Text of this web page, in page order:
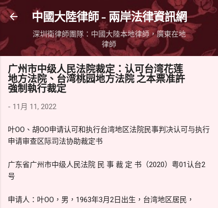
跳到主要內容
中國大陸律師 - 兩岸法律資訊網
深圳衛律師團隊：中國大陸本地律師，廣東在地
律師
广州市中级人民法院裁定：认可台湾花莲
地方法院、台湾桃园地方法院 之本票准許
強制執行裁定
- 11月 11, 2022
叶OO、胡OO申请认可和执行台湾地区法院民事判决认可与执行
申请审查区际司法协助裁定书
广东省广州市中级人民法院 民 事 裁 定 书（2020）粤01认台2
号
申请人：叶OO，男，1963年3月2日出生，台湾地区居民，